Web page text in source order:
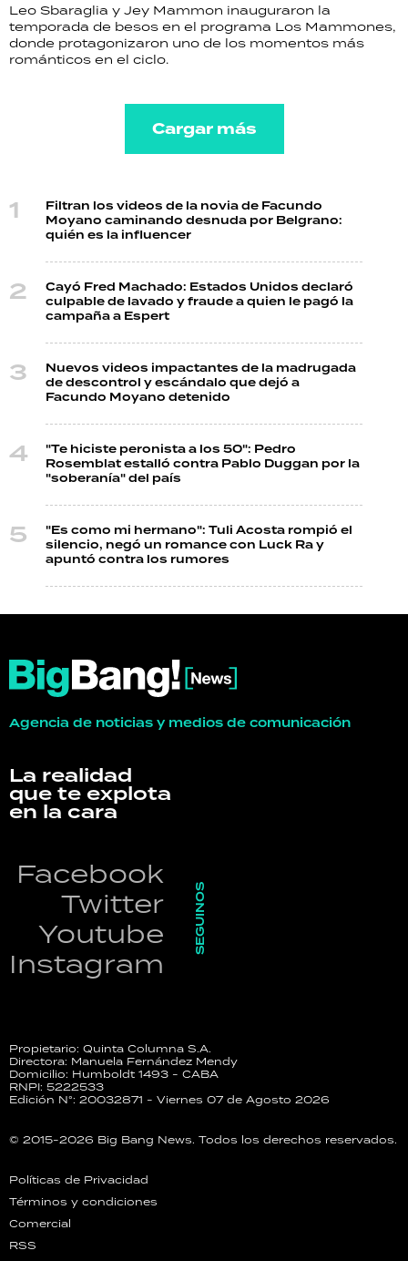
Leo Sbaraglia y Jey Mammon inauguraron la
temporada de besos en el programa Los Mammones,
donde protagonizaron uno de los momentos más
románticos en el ciclo.
Cargar más
Filtran los videos de la novia de Facundo
Moyano caminando desnuda por Belgrano:
quién es la influencer
Cayó Fred Machado: Estados Unidos declaró
culpable de lavado y fraude a quien le pagó la
campaña a Espert
Nuevos videos impactantes de la madrugada
de descontrol y escándalo que dejó a
Facundo Moyano detenido
"Te hiciste peronista a los 50": Pedro
Rosemblat estalló contra Pablo Duggan por la
"soberanía" del país
"Es como mi hermano": Tuli Acosta rompió el
silencio, negó un romance con Luck Ra y
apuntó contra los rumores
Agencia de noticias y medios de comunicación
La realidad
que te explota
en la cara
Facebook
Twitter
Youtube
Instagram
SEGUINOS
Propietario: Quinta Columna S.A.
Directora: Manuela Fernández Mendy
Domicilio: Humboldt 1493 - CABA
RNPI: 5222533
Edición N°: 20032871 - Viernes 07 de Agosto 2026
© 2015-2026 Big Bang News. Todos los derechos reservados.
Políticas de Privacidad
Términos y condiciones
Comercial
RSS